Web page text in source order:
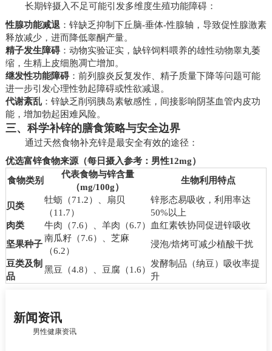
长期锌摄入不足可能引发多维度生殖功能障碍：
性腺功能减退 ：锌缺乏抑制下丘脑-垂体-性腺轴，导致促性腺激素
释放减少，进而降低睾酮产量。
精子发生障碍：动物实验证实，缺锌饲料喂养的雄性动物睾丸萎
缩，生精上皮细胞凋亡增加。
继发性功能障碍：前列腺炎反复发作、精子质量下降等问题可能
进一步引发心理性勃起障碍或性欲减退。
代谢紊乱：锌缺乏削弱胰岛素敏感性，间接影响阴茎血管内皮功
能，增加勃起困难风险。
三、科学补锌的膳食策略与安全边界
通过天然食物补充锌是最安全有效的途径：
优选富锌食物来源（每日摄入参考：男性12mg）
食物类别
代表食物与锌含量
（mg/100g）
生物利用特点
贝类
牡蛎（71.2）、扇贝
（11.7）
锌形态易吸收，利用率达
50%以上
肉类
牛肉（7.6）、羊肉（6.7）
血红素铁协同促进锌吸收
坚果种子
南瓜籽（7.6）、芝麻
（6.2）
浸泡/焙烤可减少植酸干扰
豆类及制
品
黑豆（4.8）、豆腐（1.6）
发酵制品（纳豆）吸收率提
升
新闻资讯
男性健康资讯